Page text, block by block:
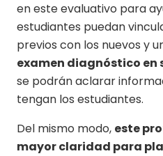
en este evaluativo para
estudiantes puedan
previos con los nuevos y
examen diagnóstico en
se podrán aclarar
tengan los estudiantes.
Del mismo modo, este
mayor claridad para